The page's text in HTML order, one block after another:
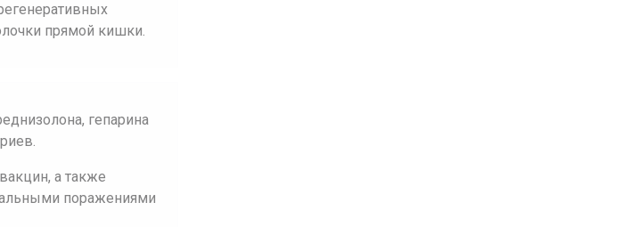
прямой кишки.
гепарина
а также
поражениями